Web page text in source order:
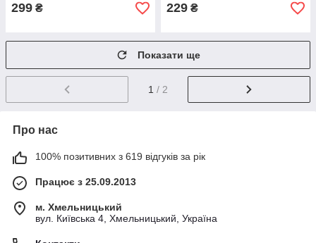
299 ₴ 229 ₴
Показати ще
1 / 2
Про нас
100% позитивних з 619 відгуків за рік
Працює з 25.09.2013
м. Хмельницький
вул. Київська 4, Хмельницький, Україна